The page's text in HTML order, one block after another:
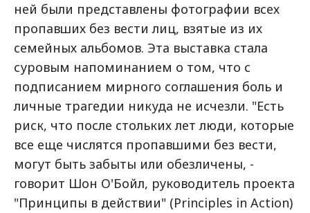
ней были представлены фотографии всех
пропавших без вести лиц, взятые из их
семейных альбомов. Эта выставка стала
суровым напоминанием о том, что с
подписанием мирного соглашения боль и
личные трагедии никуда не исчезли. "Есть
риск, что после стольких лет люди, которые
все еще числятся пропавшими без вести,
могут быть забыты или обезличены, -
говорит Шон О'Бойл, руководитель проекта
"Принципы в действии" (Principles in Action)